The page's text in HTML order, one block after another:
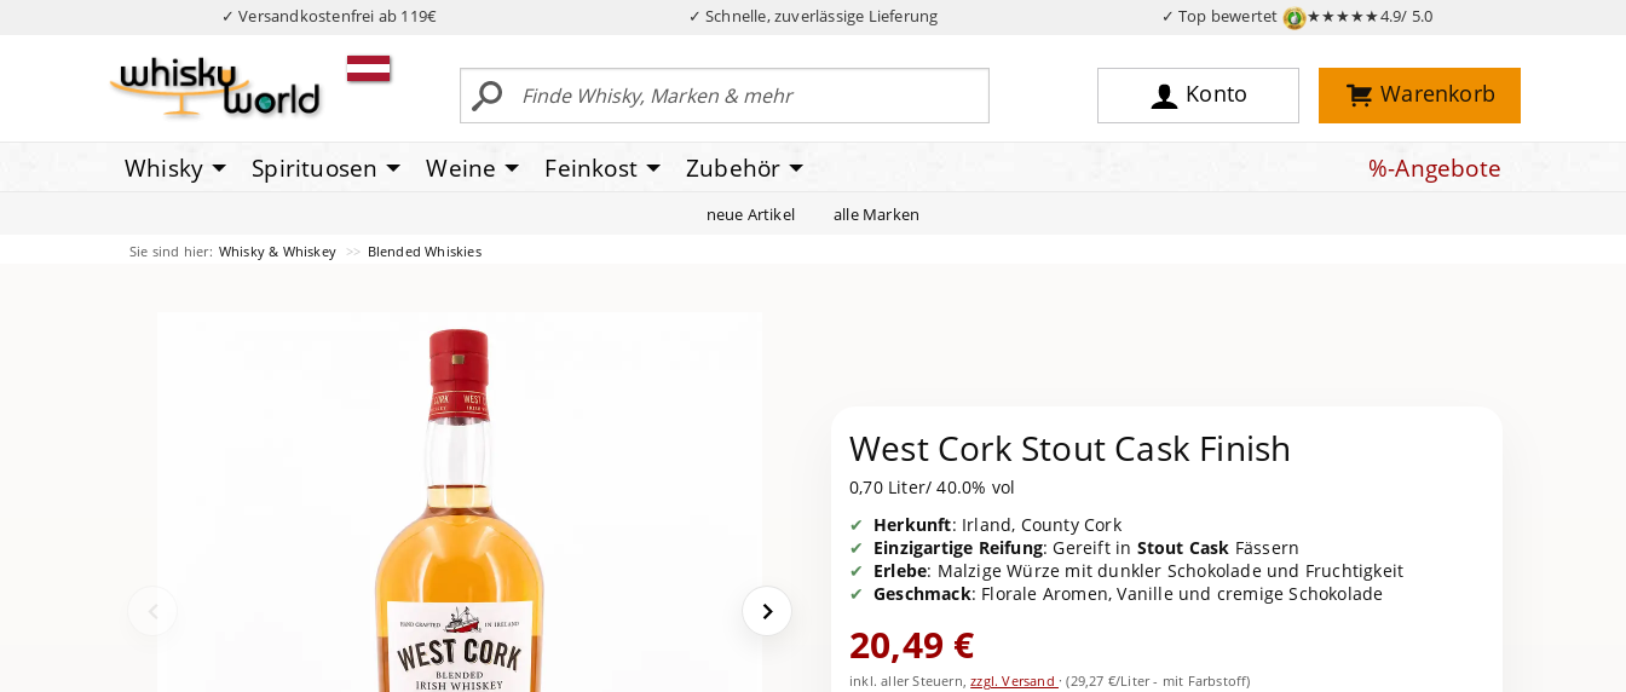
✓ Versandkostenfrei ab 119€ ✓ Schnelle, zuverlässige Lieferung ✓ Top bewertet ★★★★★4.9/ 5.0
Konto Warenkorb
Whisky Spirituosen Weine Feinkost Zubehör %-Angebote
neue Artikel alle Marken
Sie sind hier: Whisky & Whiskey Blended Whiskies
West Cork Stout Cask Finish
0,70 Liter/ 40.0% vol
Herkunft: Irland, County Cork
Einzigartige Reifung: Gereift in Stout Cask Fässern
Erlebe: Malzige Würze mit dunkler Schokolade und Fruchtigkeit
Geschmack: Florale Aromen, Vanille und cremige Schokolade
20,49 €
inkl. aller Steuern,zzgl. Versand ·(29,27 €/Liter - mit Farbstoff)